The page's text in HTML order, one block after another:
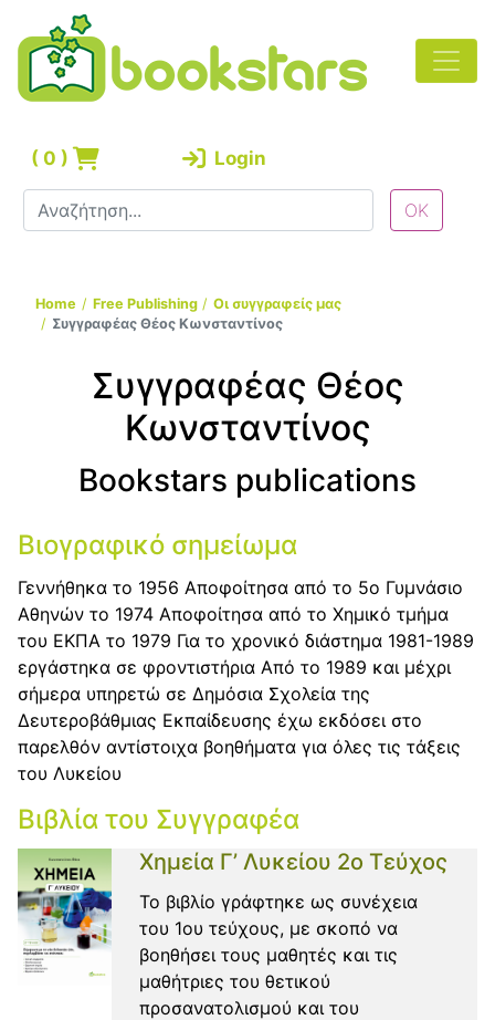
( 0 ) Login
Home Free Publishing
Οι συγγραφείς μας
Συγγραφέας Θέος Κωνσταντίνος
Συγγραφέας Θέος
Κωνσταντίνος
Bookstars publications
Βιογραφικό σημείωμα
Γεννήθηκα το 1956 Αποφοίτησα από το 5ο Γυμνάσιο
Αθηνών το 1974 Αποφοίτησα από το Χημικό τμήμα
του ΕΚΠΑ το 1979 Για το χρονικό διάστημα 1981-1989
εργάστηκα σε φροντιστήρια Από το 1989 και μέχρι
σήμερα υπηρετώ σε Δημόσια Σχολεία της
Δευτεροβάθμιας Εκπαίδευσης έχω εκδόσει στο
παρελθόν αντίστοιχα βοηθήματα για όλες τις τάξεις
του Λυκείου
Βιβλία του Συγγραφέα
Χημεία Γ’ Λυκείου 2ο Τεύχος
Το βιβλίο γράφτηκε ως συνέχεια
του 1ου τεύχους, με σκοπό να
βοηθήσει τους μαθητές και τις
μαθήτριες του θετικού
προσανατολισμού και του